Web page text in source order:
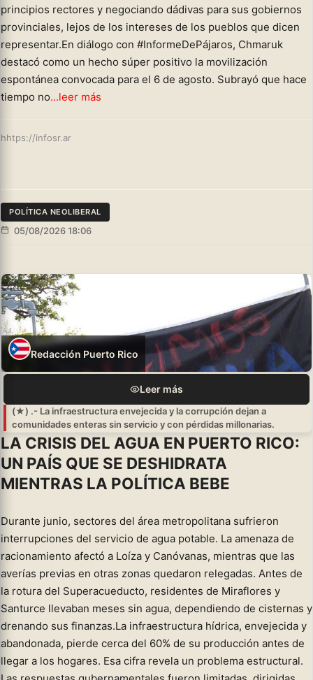
principios rectores y negociando dádivas para sus gobiernos
provinciales, lejos de los intereses de los pueblos que dicen
representar.En diálogo con #InformeDePájaros, Chmaruk
destacó como un hecho súper positivo la movilización
espontánea convocada para el 6 de agosto. Subrayó que hace
tiempo no...leer más
hhtps://infosr.ar
POLÍTICA NEOLIBERAL
05/08/2026 18:06
Redacción Puerto Rico
Leer más
(★) .- La infraestructura envejecida y la corrupción dejan a
comunidades enteras sin servicio y con pérdidas millonarias.
LA CRISIS DEL AGUA EN PUERTO RICO:
UN PAÍS QUE SE DESHIDRATA
MIENTRAS LA POLÍTICA BEBE
Durante junio, sectores del área metropolitana sufrieron
interrupciones del servicio de agua potable. La amenaza de
racionamiento afectó a Loíza y Canóvanas, mientras que las
averías previas en otras zonas quedaron relegadas. Antes de
la rotura del Superacueducto, residentes de Miraflores y
Santurce llevaban meses sin agua, dependiendo de cisternas y
drenando sus finanzas.La infraestructura hídrica, envejecida y
abandonada, pierde cerca del 60% de su producción antes de
llegar a los hogares. Esa cifra revela un problema estructural.